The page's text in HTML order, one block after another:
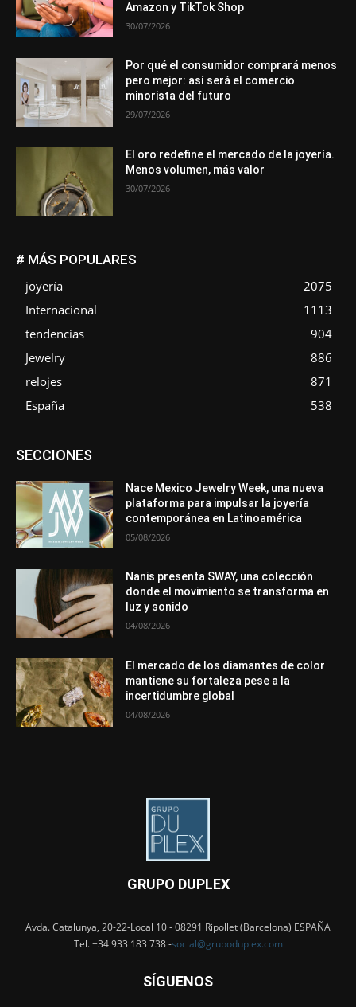
Amazon y TikTok Shop
30/07/2026
Por qué el consumidor comprará menos
pero mejor: así será el comercio
minorista del futuro
29/07/2026
El oro redefine el mercado de la joyería.
Menos volumen, más valor
30/07/2026
# MÁS POPULARES
joyería
2075
Internacional
1113
tendencias
904
Jewelry
886
relojes
871
España
538
SECCIONESAsociaciones
Entrevistas
Mundo Técnico
Novedades Opiniones
Perspectiva
Premios
Secciones Sin categoría
Sucesos
Más
Nace Mexico Jewelry Week, una nueva
plataforma para impulsar la joyería
contemporánea en Latinoamérica
05/08/2026
Nanis presenta SWAY, una colección
donde el movimiento se transforma en
luz y sonido
04/08/2026
El mercado de los diamantes de color
mantiene su fortaleza pese a la
incertidumbre global
04/08/2026
GRUPO DUPLEX
Avda. Catalunya, 20-22-Local 10 - 08291 Ripollet (Barcelona) ESPAÑA
Tel. +34 933 183 738 -social@grupoduplex.com
SÍGUENOS